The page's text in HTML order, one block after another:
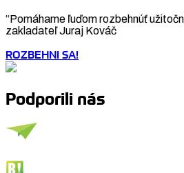
“Pomáhame ľuďom rozbehnúť
zakladateľ Juraj Kováč
ROZBEHNI SA!
Podporili nás